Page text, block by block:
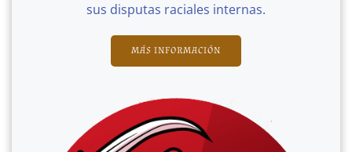
sus disputas raciales internas.
MÁS INFORMACIÓN